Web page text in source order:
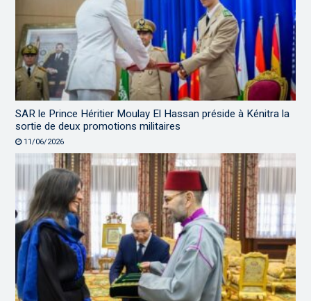
SAR le Prince Héritier Moulay El Hassan préside à Kénitra la
sortie de deux promotions militaires
11/06/2026